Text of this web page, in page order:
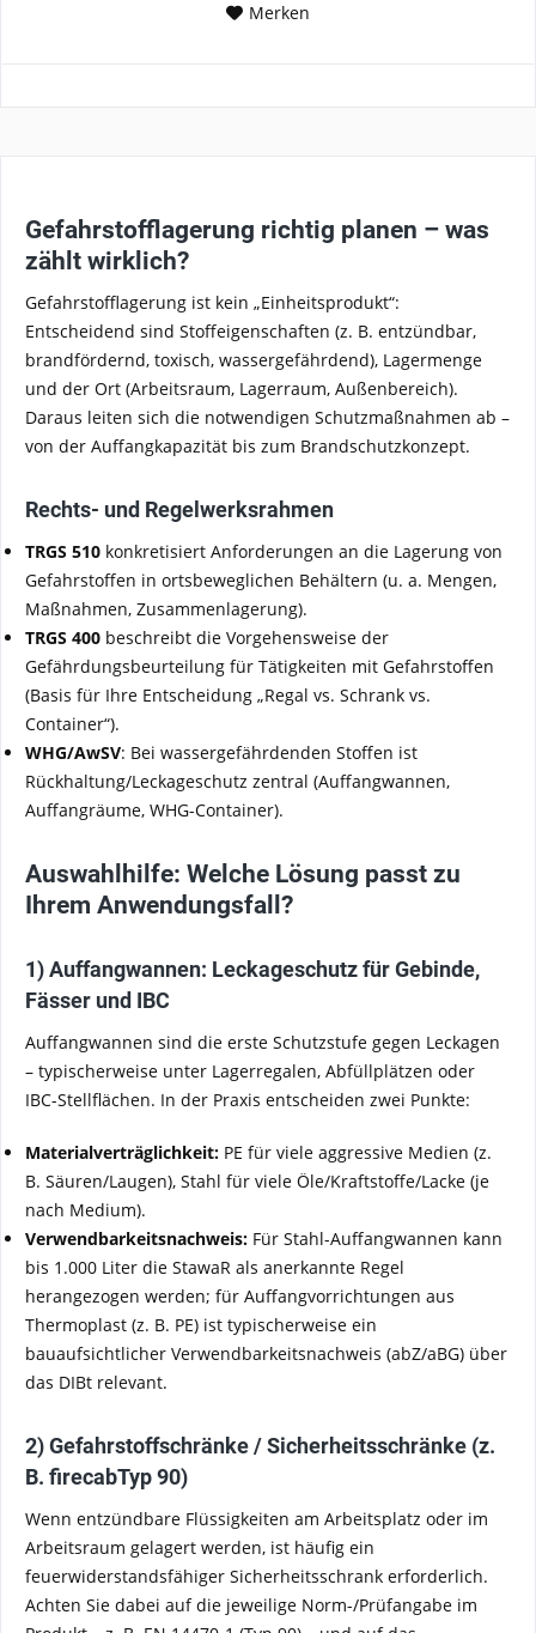
Merken
Gefahrstofflagerung richtig planen – was
zählt wirklich?
Gefahrstofflagerung ist kein „Einheitsprodukt“:
Entscheidend sind Stoffeigenschaften (z. B. entzündbar,
brandfördernd, toxisch, wassergefährdend), Lagermenge
und der Ort (Arbeitsraum, Lagerraum, Außenbereich).
Daraus leiten sich die notwendigen Schutzmaßnahmen ab –
von der Auffangkapazität bis zum Brandschutzkonzept.
Rechts- und Regelwerksrahmen
TRGS 510 konkretisiert Anforderungen an die Lagerung von
Gefahrstoffen in ortsbeweglichen Behältern (u. a. Mengen,
Maßnahmen, Zusammenlagerung).
TRGS 400 beschreibt die Vorgehensweise der
Gefährdungsbeurteilung für Tätigkeiten mit Gefahrstoffen
(Basis für Ihre Entscheidung „Regal vs. Schrank vs.
Container“).
WHG/AwSV: Bei wassergefährdenden Stoffen ist
Rückhaltung/Leckageschutz zentral (Auffangwannen,
Auffangräume, WHG-Container).
Auswahlhilfe: Welche Lösung passt zu
Ihrem Anwendungsfall?
1) Auffangwannen: Leckageschutz für Gebinde,
Fässer und IBC
Auffangwannen sind die erste Schutzstufe gegen Leckagen
– typischerweise unter Lagerregalen, Abfüllplätzen oder
IBC-Stellflächen. In der Praxis entscheiden zwei Punkte:
Materialverträglichkeit: PE für viele aggressive Medien (z.
B. Säuren/Laugen), Stahl für viele Öle/Kraftstoffe/Lacke (je
nach Medium).
Verwendbarkeitsnachweis: Für Stahl-Auffangwannen kann
bis 1.000 Liter die StawaR als anerkannte Regel
herangezogen werden; für Auffangvorrichtungen aus
Thermoplast (z. B. PE) ist typischerweise ein
bauaufsichtlicher Verwendbarkeitsnachweis (abZ/aBG) über
das DIBt relevant.
2) Gefahrstoffschränke / Sicherheitsschränke (z.
B. firecabTyp 90)
Wenn entzündbare Flüssigkeiten am Arbeitsplatz oder im
Arbeitsraum gelagert werden, ist häufig ein
feuerwiderstandsfähiger Sicherheitsschrank erforderlich.
Achten Sie dabei auf die jeweilige Norm-/Prüfangabe im